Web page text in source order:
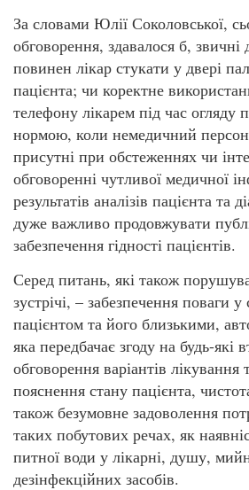
За словами Юлії Соколовської,
обговорення, здавалося б, звичні
повинен лікар стукати у двері
пацієнта; чи коректне
телефону лікарем під час огляду
нормою, коли немедичний
присутні при обстеженнях чи
обговоренні чутливої медичної
результатів аналізів пацієнта та
дуже важливо продовжувати
забезпечення гідності пацієнтів.
Серед питань, які також
зустрічі, – забезпечення поваги у
пацієнтом та його близькими,
яка передбачає згоду на будь-які
обговорення варіантів лікування
пояснення стану пацієнта,
також безумовне задоволення
таких побутових речах, як
питної води у лікарні, душу,
дезінфекційних засобів.